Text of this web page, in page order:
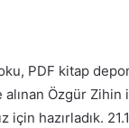
PDF kitap
alınan Özgür Zihin
için hazırladık.